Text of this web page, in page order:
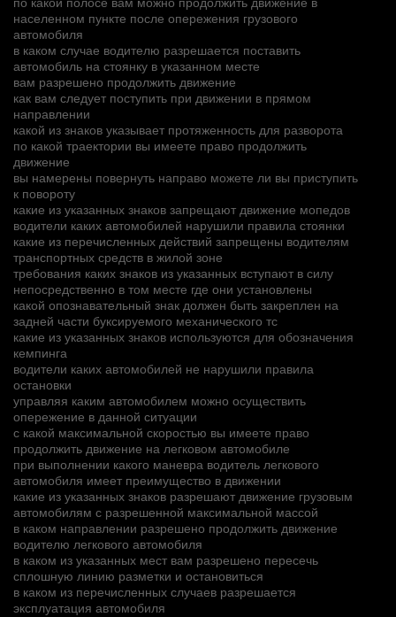
населенном пункте после опережения грузового
автомобиля
в каком случае водителю разрешается поставить
автомобиль на стоянку в указанном месте
вам разрешено продолжить движение
как вам следует поступить при движении в прямом
направлении
какой из знаков указывает протяженность для разворота
по какой траектории вы имеете право продолжить
движение
вы намерены повернуть направо можете ли вы приступить
к повороту
какие из указанных знаков запрещают движение мопедов
водители каких автомобилей нарушили правила стоянки
какие из перечисленных действий запрещены водителям
транспортных средств в жилой зоне
требования каких знаков из указанных вступают в силу
непосредственно в том месте где они установлены
какой опознавательный знак должен быть закреплен на
задней части буксируемого механического тс
какие из указанных знаков используются для обозначения
кемпинга
водители каких автомобилей не нарушили правила
остановки
управляя каким автомобилем можно осуществить
опережение в данной ситуации
с какой максимальной скоростью вы имеете право
продолжить движение на легковом автомобиле
при выполнении какого маневра водитель легкового
автомобиля имеет преимущество в движении
какие из указанных знаков разрешают движение грузовым
автомобилям с разрешенной максимальной массой
в каком направлении разрешено продолжить движение
водителю легкового автомобиля
в каком из указанных мест вам разрешено пересечь
сплошную линию разметки и остановиться
в каком из перечисленных случаев разрешается
эксплуатация автомобиля